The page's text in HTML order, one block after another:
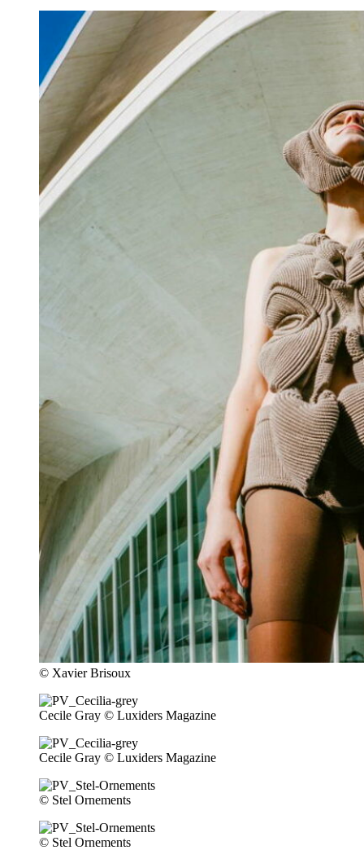
© Xavier Brisoux
Cecile Gray © Luxiders Magazine
Cecile Gray © Luxiders Magazine
© Stel Ornements
© Stel Ornements